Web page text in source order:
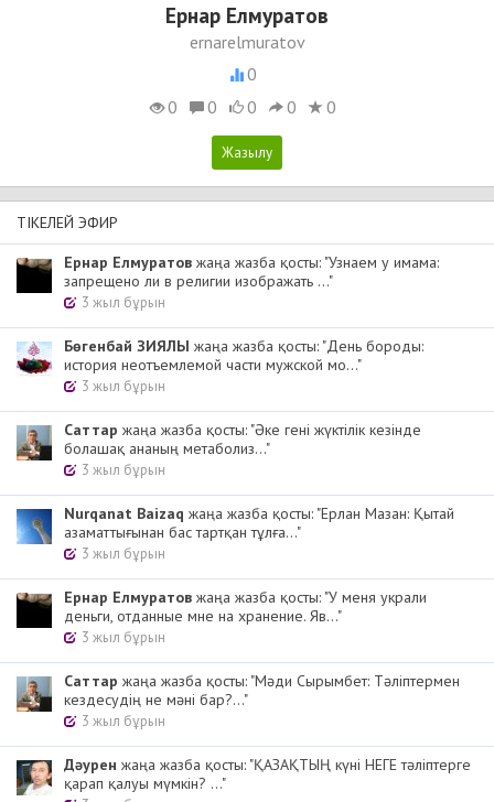
Ернар Елмуратов
ernarelmuratov
0
0
0 0 0 0
ТІКЕЛЕЙ ЭФИР
Ернар Елмуратов жаңа жазба қосты: "Узнаем у имама:
запрещено ли в религии изображать ..."
3 жыл бұрын
Бөгенбай ЗИЯЛЫ жаңа жазба қосты: "День бороды:
история неотъемлемой части мужской мо..."
3 жыл бұрын
Cаттар жаңа жазба қосты: "Әке гені жүктілік кезінде
болашақ ананың метаболиз..."
3 жыл бұрын
Nurqanat Baizaq жаңа жазба қосты: "Ерлан Мазан: Қытай
азаматтығынан бас тартқан тұлға..."
3 жыл бұрын
Ернар Елмуратов жаңа жазба қосты: "У меня украли
деньги, отданные мне на хранение. Яв..."
3 жыл бұрын
Cаттар жаңа жазба қосты: "Мәди Сырымбет: Тәліптермен
кездесудің не мәні бар?..."
3 жыл бұрын
Дәурен жаңа жазба қосты: "ҚАЗАҚТЫҢ күні НЕГЕ тәліптерге
қарап қалуы мүмкін? ..."